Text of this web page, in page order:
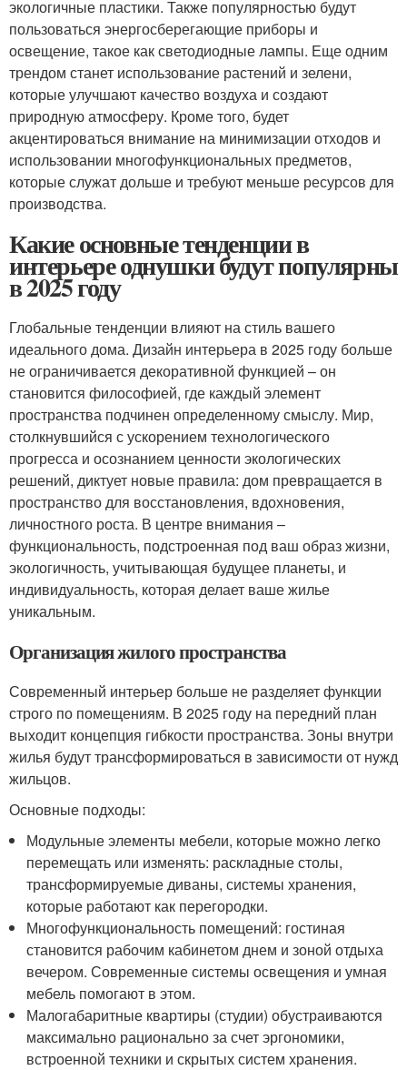
экологичные пластики. Также популярностью будут
пользоваться энергосберегающие приборы и
освещение, такое как светодиодные лампы. Еще одним
трендом станет использование растений и зелени,
которые улучшают качество воздуха и создают
природную атмосферу. Кроме того, будет
акцентироваться внимание на минимизации отходов и
использовании многофункциональных предметов,
которые служат дольше и требуют меньше ресурсов для
производства.
Какие основные тенденции в
интерьере однушки будут популярны
в 2025 году
Глобальные тенденции влияют на стиль вашего
идеального дома. Дизайн интерьера в 2025 году больше
не ограничивается декоративной функцией – он
становится философией, где каждый элемент
пространства подчинен определенному смыслу. Мир,
столкнувшийся с ускорением технологического
прогресса и осознанием ценности экологических
решений, диктует новые правила: дом превращается в
пространство для восстановления, вдохновения,
личностного роста. В центре внимания –
функциональность, подстроенная под ваш образ жизни,
экологичность, учитывающая будущее планеты, и
индивидуальность, которая делает ваше жилье
уникальным.
Организация жилого пространства
Современный интерьер больше не разделяет функции
строго по помещениям. В 2025 году на передний план
выходит концепция гибкости пространства. Зоны внутри
жилья будут трансформироваться в зависимости от нужд
жильцов.
Основные подходы:
Модульные элементы мебели, которые можно легко
перемещать или изменять: раскладные столы,
трансформируемые диваны, системы хранения,
которые работают как перегородки.
Многофункциональность помещений: гостиная
становится рабочим кабинетом днем и зоной отдыха
вечером. Современные системы освещения и умная
мебель помогают в этом.
Малогабаритные квартиры (студии) обустраиваются
максимально рационально за счет эргономики,
встроенной техники и скрытых систем хранения.